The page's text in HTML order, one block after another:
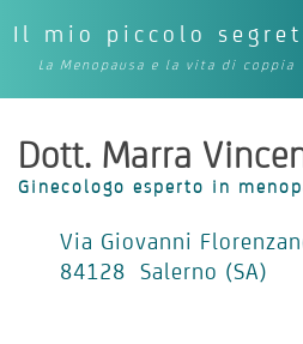
Il mio piccolo
La Menopausa e la vita di coppia
Dott. Marra
Ginecologo esperto in
Via Giovanni
84128 Salerno (SA)